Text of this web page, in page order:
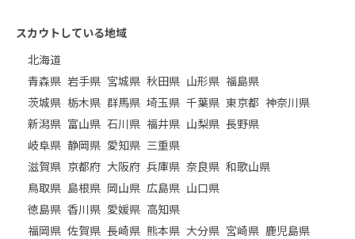
スカウトしている地域
北海道
青森県 岩手県 宮城県 秋田県 山形県 福島県
茨城県 栃木県 群馬県 埼玉県 千葉県 東京都 神奈川県
新潟県 富山県 石川県 福井県 山梨県 長野県
岐阜県 静岡県 愛知県 三重県
滋賀県 京都府 大阪府 兵庫県 奈良県 和歌山県
鳥取県 島根県 岡山県 広島県 山口県
徳島県 香川県 愛媛県 高知県
福岡県 佐賀県 長崎県 熊本県 大分県 宮崎県 鹿児島県